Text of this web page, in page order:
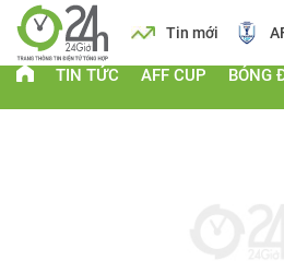
Lịch Tin mới
TIN TỨC AFF CUP BÓNG